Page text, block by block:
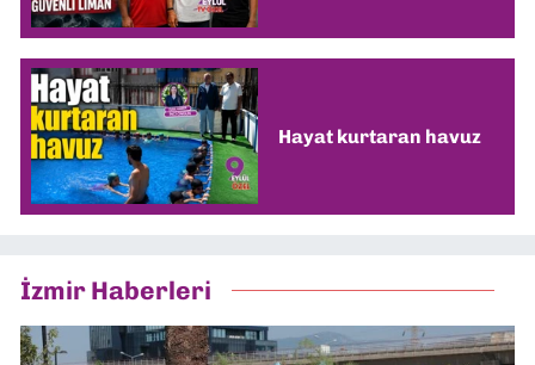
Hayat kurtaran havuz
İzmir Haberleri